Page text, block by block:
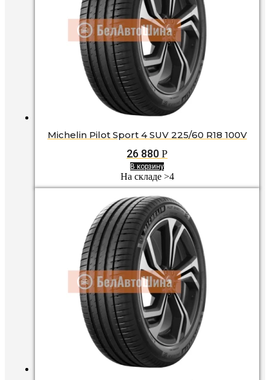
Michelin Pilot Sport 4 SUV 225/60 R18 100V
26 880 Р
В корзину
На складе >4